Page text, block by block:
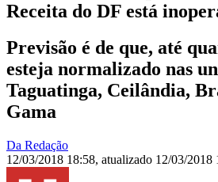
Receita do DF está
Previsão é de que, até
esteja normalizado nas
Taguatinga, Ceilândia,
Gama
Da Redação
12/03/2018 18:58, atualizado 12/03/2018